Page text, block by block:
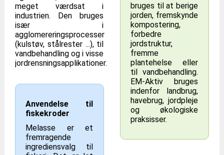
meget værdsat i
industrien. Den bruges
især i
agglomereringsprocesser
(kulstøv, stålrester ...), til
vandbehandling og i visse
jordrensningsapplikationer.
Anvendelse til
fiskekroder
Melasse er et
fremragende
ingrediensvalg til
bruges til at berige
jorden, fremskynde
kompostering,
forbedre
jordstruktur,
fremme
plantehelse eller
til vandbehandling.
EM-Aktiv bruges
indenfor landbrug,
havebrug, jordpleje
og økologiske
praksisser.